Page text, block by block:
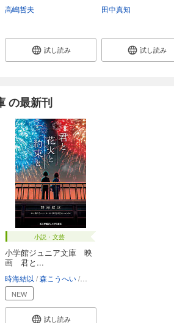
高嶋哲夫
試し読み
田中真知
試し読み
の最新刊
小説・文芸
小学館ジュニア文庫 映
画 君と...
時海結以 森こうへい
NEW
試し読み